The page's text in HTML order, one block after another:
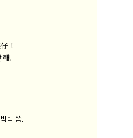
！
해!
박 씀.